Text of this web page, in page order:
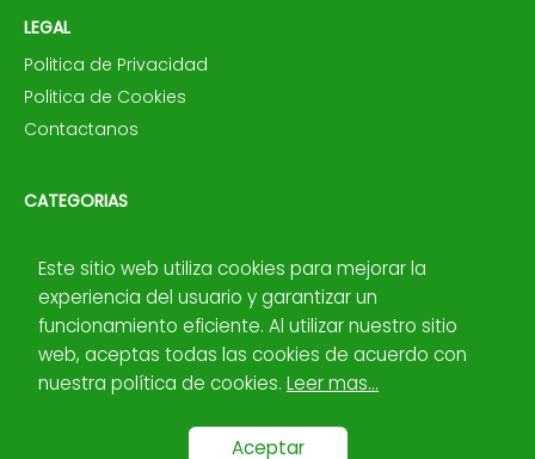
LEGAL
Politica de Privacidad
Politica de Cookies
Contactanos
CATEGORIAS
⚙️ Funciones
💿 Macros
📀 Power Query
📊 Tablas
Este sitio web utiliza cookies para mejorar la
experiencia del usuario y garantizar un
funcionamiento eficiente. Al utilizar nuestro sitio
web, aceptas todas las cookies de acuerdo con
nuestra política de cookies. Leer mas...
Aceptar